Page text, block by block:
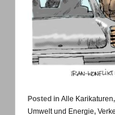
Posted in Alle Karikaturen,
Umwelt und Energie,